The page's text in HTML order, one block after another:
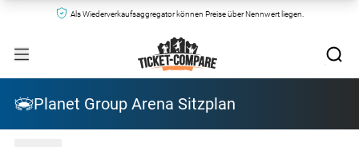
Als Wiederverkaufsaggregator können Preise über Nennwert liegen.
Planet Group Arena Sitzplan